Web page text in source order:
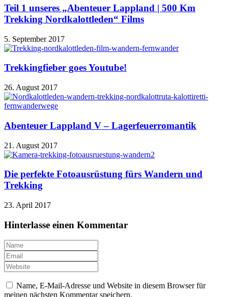
Teil 1 unseres „Abenteuer Lappland | 500 Km
Trekking Nordkalottleden“ Films
5. September 2017
Trekkingfieber goes Youtube!
26. August 2017
Abenteuer Lappland V – Lagerfeuerromantik
21. August 2017
Die perfekte Fotoausrüstung fürs Wandern und
Trekking
23. April 2017
Hinterlasse einen Kommentar
Name, E-Mail-Adresse und Website in diesem Browser für
meinen nächsten Kommentar speichern.